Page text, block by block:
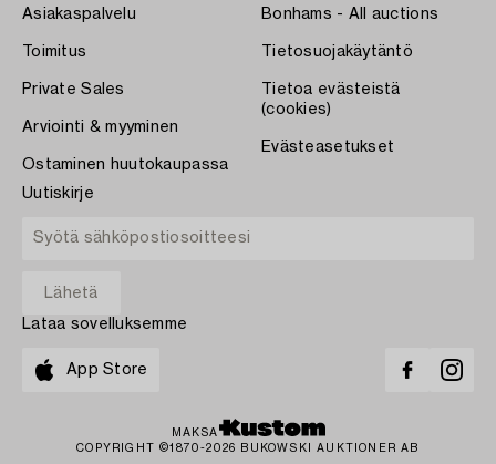
Asiakaspalvelu
Toimitus
Private Sales
Arviointi & myyminen
Ostaminen huutokaupassa
Bonhams - All auctions
Tietosuojakäytäntö
Tietoa evästeistä
(cookies)
Evästeasetukset
Uutiskirje
Lataa sovelluksemme
App Store
MAKSA
COPYRIGHT ©1870-2026 BUKOWSKI AUKTIONER AB